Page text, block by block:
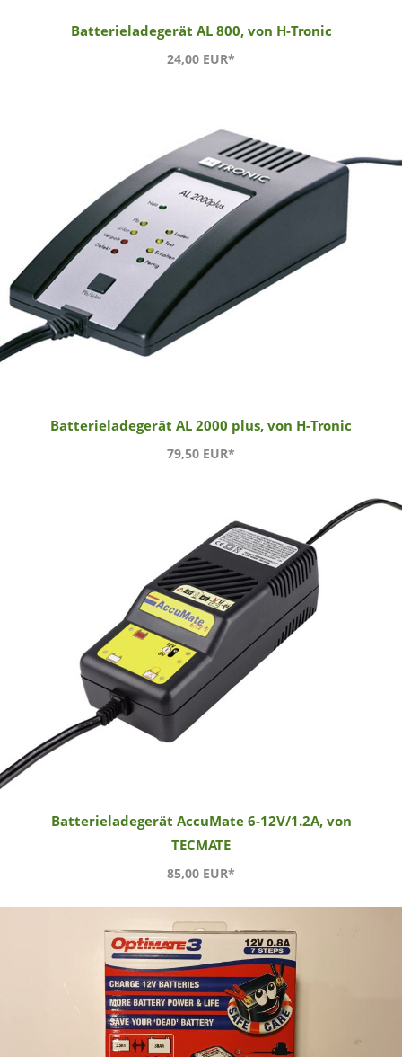
Batterieladegerät AL 800, von H-Tronic
24,00 EUR*
Batterieladegerät AL 2000 plus, von H-Tronic
79,50 EUR*
Batterieladegerät AccuMate 6-12V/1.2A, von
TECMATE
85,00 EUR*